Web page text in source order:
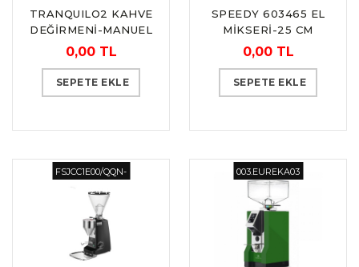
TRANQUILO2 KAHVE
DEĞİRMENİ-MANUEL
“CUNILL”
0,00 TL
SEPETE EKLE
SPEEDY 603465 EL
MİKSERİ-25 CM
“DİTO SAMA”
0,00 TL
SEPETE EKLE
FSJCC1E00/QQN-
QHE 2449
003.EUREKA03